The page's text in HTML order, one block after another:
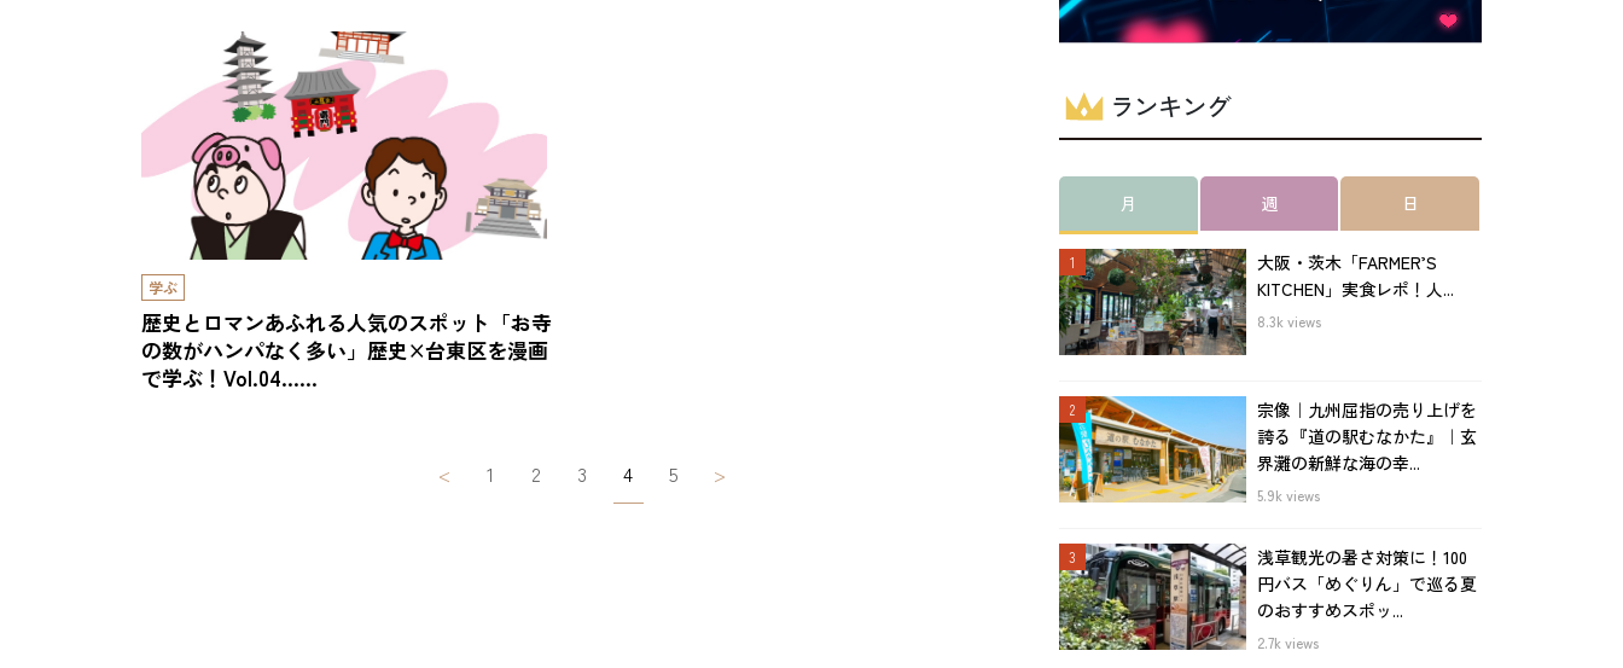
学ぶ
歴史とロマンあふれる人気のスポット「お寺
の数がハンパなく多い」歴史×台東区を漫画
で学ぶ！Vol.04……
稿
< 1 2 3 4 5 >
ランキング
月 週 日
大阪・茨木「FARMER’S
KITCHEN」実食レポ！人...
8.3k views
宗像｜九州屈指の売り上げを
誇る『道の駅むなかた』｜玄
界灘の新鮮な海の幸...
5.9k views
浅草観光の暑さ対策に！100
円バス「めぐりん」で巡る夏
のおすすめスポッ...
2.7k views